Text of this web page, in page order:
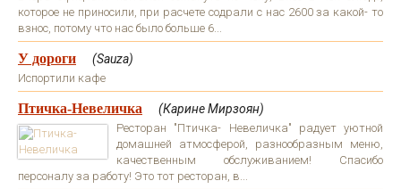
которое не приносили, при расчете содрали с нас 2600 за какой- то
взнос, потому что нас было больше 6...
У дороги (Sauza)
Испортили кафе
Птичка-Невеличка (Карине Мирзоян)
Ресторан "Птичка- Невеличка" радует уютной
домашней атмосферой, разнообразным меню,
качественным обслуживанием! Спасибо
персоналу за работу! Это тот ресторан, в...